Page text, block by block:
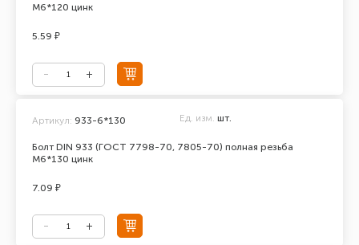
М6*120 цинк
5.59 ₽
Болт DIN 933 (ГОСТ 7798-70, 7805-70) полная резьба
М6*130 цинк
Артикул: 933-6*130 Ед. изм. шт.
7.09 ₽